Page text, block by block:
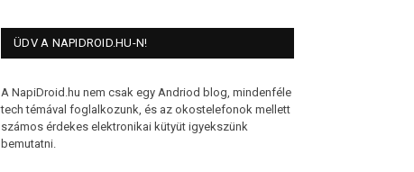
ÜDV A NAPIDROID.HU-N!
A NapiDroid.hu nem csak egy Andriod blog, mindenféle
tech témával foglalkozunk, és az okostelefonok mellett
számos érdekes elektronikai kütyüt igyekszünk
bemutatni.